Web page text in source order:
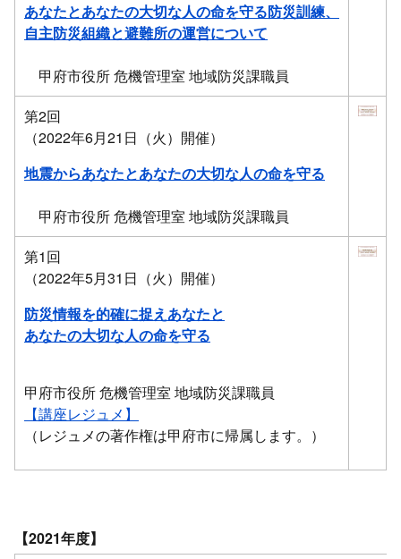
あなたとあなたの大切な人の命を守る防災訓練、
自主防災組織と避難所の運営について
甲府市役所 危機管理室 地域防災課職員
第2回
（2022年6月21日（火）開催）
地震からあなたとあなたの大切な人の命を守る
甲府市役所 危機管理室 地域防災課職員
第1回
（2022年5月31日（火）開催）
防災情報を的確に捉えあなたと
あなたの大切な人の命を守る
甲府市役所 危機管理室 地域防災課職員
【講座レジュメ】
（レジュメの著作権は甲府市に帰属します。）
【2021年度】